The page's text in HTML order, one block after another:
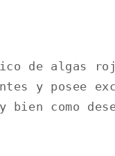
de algas
y posee
bien como